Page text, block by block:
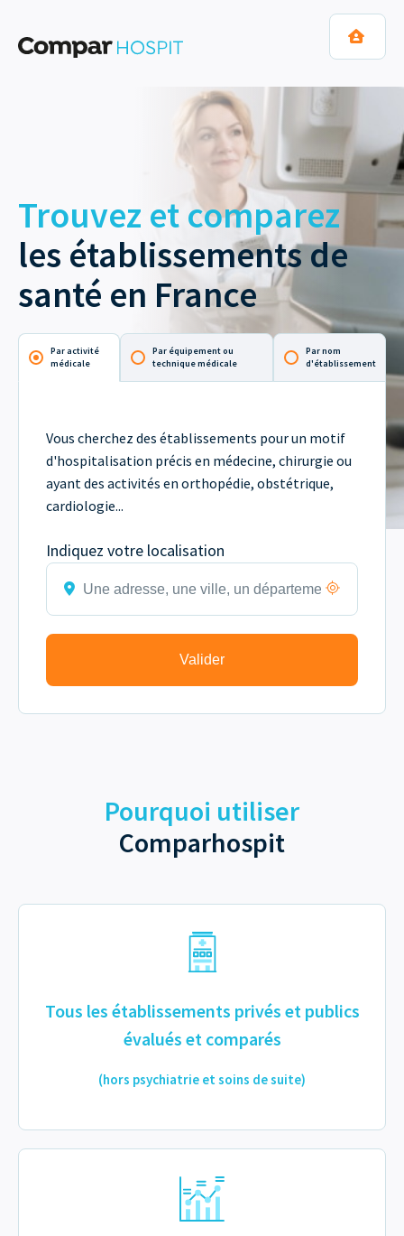
Trouvez et comparez
les établissements de
santé en France
Par activité
médicale
Par équipement ou
technique médicale
Par nom
d'établissement
Vous cherchez des établissements pour un motif
d'hospitalisation précis en médecine, chirurgie ou
ayant des activités en orthopédie, obstétrique,
cardiologie...
Indiquez votre localisation
Valider
Pourquoi utiliser
Comparhospit
Tous les établissements privés et publics
évalués et comparés
(hors psychiatrie et soins de suite)